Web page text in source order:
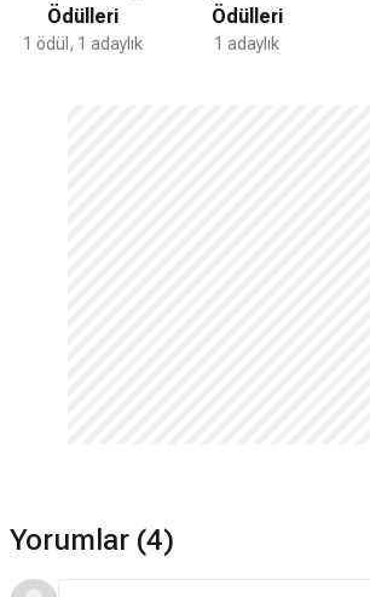
Ödülleri
1 ödül, 1 adaylık
Ödülleri
1 adaylık
Yorumlar (4)